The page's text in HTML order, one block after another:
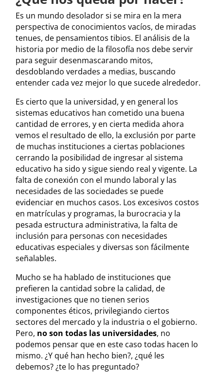
Es un mundo desolador si se mira en la mera
perspectiva de conocimientos vacíos, de miradas
tenues, de pensamientos tibios. El análisis de la
historia por medio de la filosofía nos debe servir
para seguir desenmascarando mitos,
desdoblando verdades a medias, buscando
entender cada vez mejor lo que sucede alrededor.
Es cierto que la universidad, y en general los
sistemas educativos han cometido una buena
cantidad de errores, y en cierta medida ahora
vemos el resultado de ello, la exclusión por parte
de muchas instituciones a ciertas poblaciones
cerrando la posibilidad de ingresar al sistema
educativo ha sido y sigue siendo real y vigente. La
falta de conexión con el mundo laboral y las
necesidades de las sociedades se puede
evidenciar en muchos casos. Los excesivos costos
en matrículas y programas, la burocracia y la
pesada estructura administrativa, la falta de
inclusión para personas con necesidades
educativas especiales y diversas son fácilmente
señalables.
Mucho se ha hablado de instituciones que
prefieren la cantidad sobre la calidad, de
investigaciones que no tienen serios
componentes éticos, privilegiando ciertos
sectores del mercado y la industria o el gobierno.
Pero, no son todas las universidades, no
podemos pensar que en este caso todas hacen lo
mismo. ¿Y qué han hecho bien?, ¿qué les
debemos? ¿te lo has preguntado?